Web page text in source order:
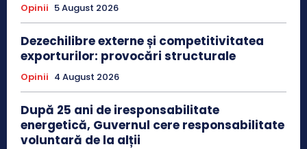
Opinii 5 August 2026
Dezechilibre externe și competitivitatea
exporturilor: provocări structurale
Opinii 4 August 2026
După 25 ani de iresponsabilitate
energetică, Guvernul cere responsabilitate
voluntară de la alții